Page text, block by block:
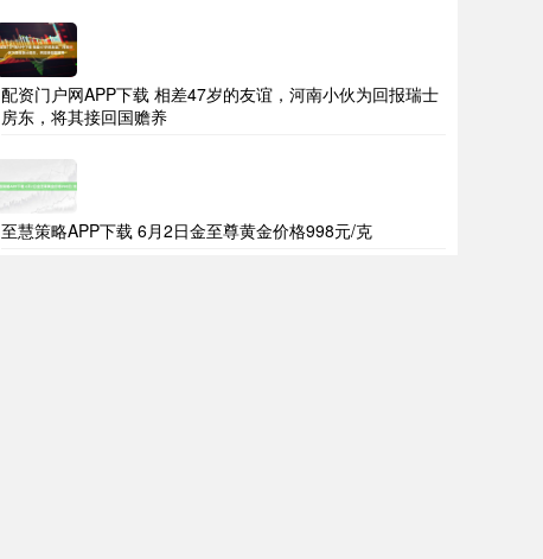
配资门户网APP下载 相差47岁的友谊，河南小伙为回报瑞士
房东，将其接回国赡养
至慧策略APP下载 6月2日金至尊黄金价格998元/克